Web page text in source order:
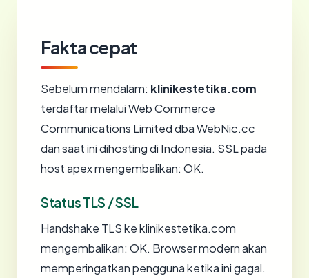
Fakta cepat
Sebelum mendalam: klinikestetika.com
terdaftar melalui Web Commerce
Communications Limited dba WebNic.cc
dan saat ini dihosting di Indonesia. SSL pada
host apex mengembalikan: OK.
Status TLS / SSL
Handshake TLS ke klinikestetika.com
mengembalikan: OK. Browser modern akan
memperingatkan pengguna ketika ini gagal.